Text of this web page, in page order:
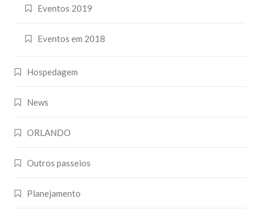
Eventos 2019
Eventos em 2018
Hospedagem
News
ORLANDO
Outros passeios
Planejamento